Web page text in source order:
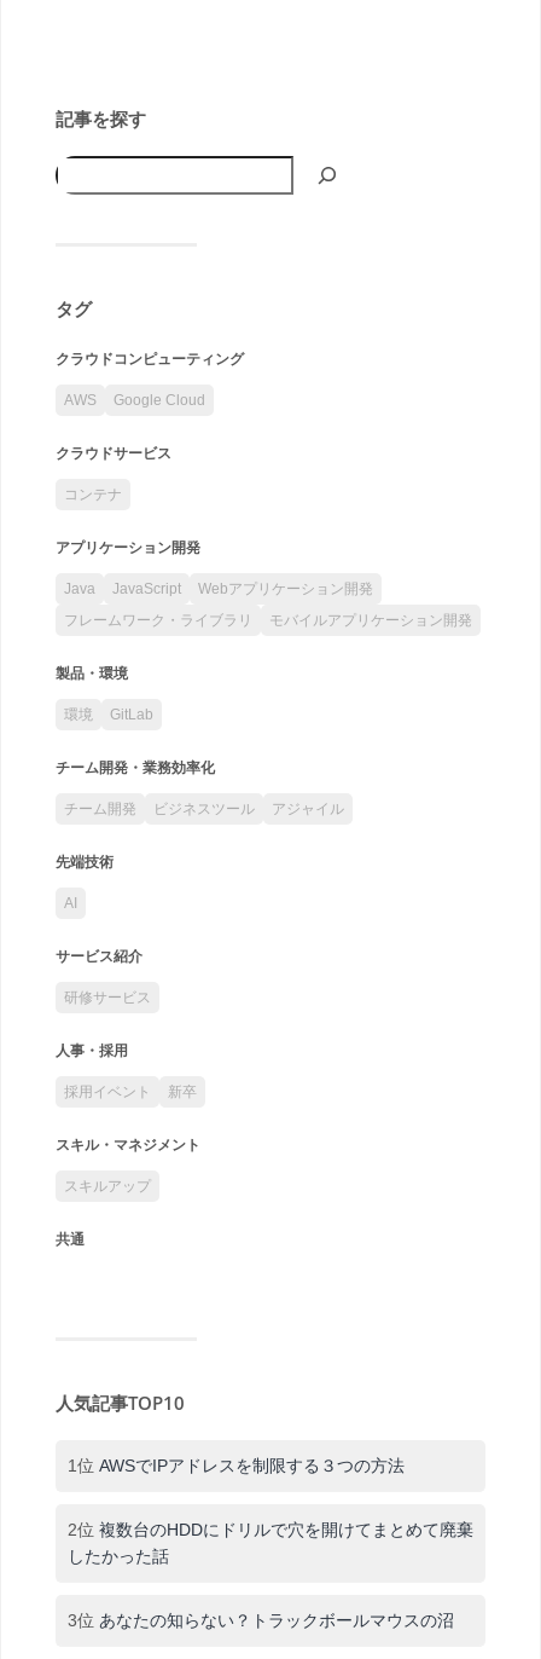
記事を探す
タグ
クラウドコンピューティング
AWS Google Cloud
クラウドサービス
コンテナ
アプリケーション開発
Java JavaScript
Webアプリケーション開発
フレームワーク・ライブラリ
モバイルアプリケーション開発
製品・環境
環境 GitLab
チーム開発・業務効率化
チーム開発 ビジネスツール アジャイル
先端技術
AI
サービス紹介
研修サービス
人事・採用
採用イベント 新卒
スキル・マネジメント
スキルアップ
共通
人気記事TOP10
1位 AWSでIPアドレスを制限する３つの方法
2位 複数台のHDDにドリルで穴を開けてまとめて廃棄
したかった話
3位 あなたの知らない？トラックボールマウスの沼